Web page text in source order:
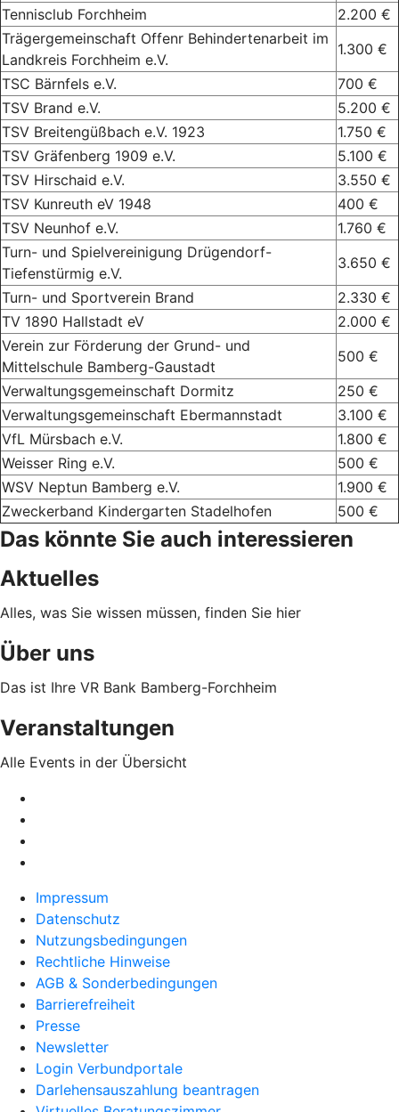
Tennisclub Forchheim
2.200 €
Trägergemeinschaft Offenr Behindertenarbeit im
Landkreis Forchheim e.V.
1.300 €
TSC Bärnfels e.V.
700 €
TSV Brand e.V.
5.200 €
TSV Breitengüßbach e.V. 1923
1.750 €
TSV Gräfenberg 1909 e.V.
5.100 €
TSV Hirschaid e.V.
3.550 €
TSV Kunreuth eV 1948
400 €
TSV Neunhof e.V.
1.760 €
Turn- und Spielvereinigung Drügendorf-
Tiefenstürmig e.V.
3.650 €
Turn- und Sportverein Brand
2.330 €
TV 1890 Hallstadt eV
2.000 €
Verein zur Förderung der Grund- und
Mittelschule Bamberg-Gaustadt
500 €
Verwaltungsgemeinschaft Dormitz
250 €
Verwaltungsgemeinschaft Ebermannstadt
3.100 €
VfL Mürsbach e.V.
1.800 €
Weisser Ring e.V.
500 €
WSV Neptun Bamberg e.V.
1.900 €
Zweckerband Kindergarten Stadelhofen
500 €
Das könnte Sie auch interessieren
Aktuelles
Alles, was Sie wissen müssen, finden Sie hier
Über uns
Das ist Ihre VR Bank Bamberg-Forchheim
Veranstaltungen
Alle Events in der Übersicht
Impressum
Datenschutz
Nutzungsbedingungen
Rechtliche Hinweise
AGB & Sonderbedingungen
Barrierefreiheit
Presse
Newsletter
Login Verbundportale
Darlehensauszahlung beantragen